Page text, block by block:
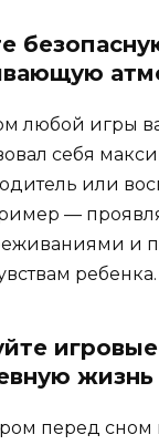
любой игры
себя
или
—
и
ребенка.
жизнь
перед сном